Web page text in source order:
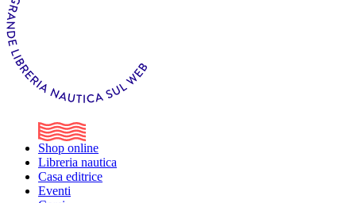
Shop online
Libreria nautica
Casa editrice
Eventi